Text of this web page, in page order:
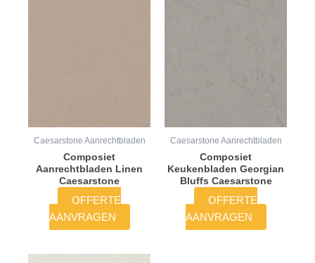
Caesarstone Aanrechtbladen
Composiet
Aanrechtbladen Linen
Caesarstone
OFFERTE
AANVRAGEN
Caesarstone Aanrechtbladen
Composiet
Keukenbladen Georgian
Bluffs Caesarstone
OFFERTE
AANVRAGEN